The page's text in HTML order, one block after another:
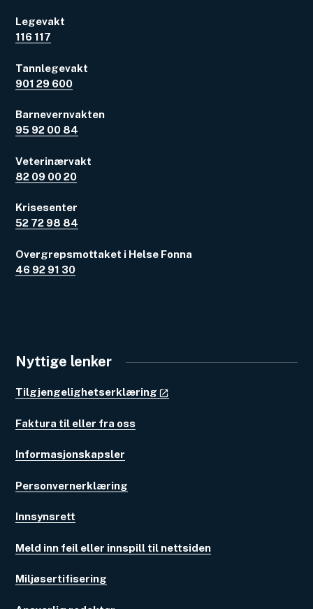
Legevakt
116 117
Tannlegevakt
901 29 600
Barnevernvakten
95 92 00 84
Veterinærvakt
82 09 00 20
Krisesenter
52 72 98 84
Overgrepsmottaket i Helse Fonna
46 92 91 30
Nyttige lenker
Tilgjengelighetserklæring
Faktura til eller fra oss
Informasjonskapsler
Personvernerklæring
Innsynsrett
Meld inn feil eller innspill til nettsiden
Miljøsertifisering